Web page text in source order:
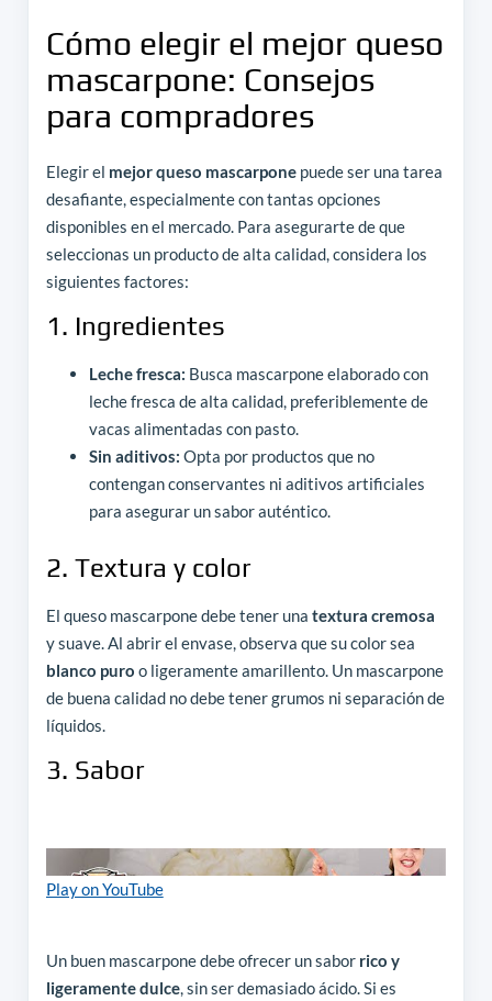
Cómo elegir el mejor queso
mascarpone: Consejos
para compradores
Elegir el mejor queso mascarponepuede ser una tarea
desafiante, especialmente con tantas opciones
disponibles en el mercado. Para asegurarte de que
seleccionas un producto de alta calidad, considera los
siguientes factores:
1. Ingredientes
Leche fresca: Busca mascarpone elaborado con
leche fresca de alta calidad, preferiblemente de
vacas alimentadas con pasto.
Sin aditivos: Opta por productos que no
contengan conservantes ni aditivos artificiales
para asegurar un sabor auténtico.
2. Textura y color
El queso mascarpone debe tener una textura cremosa
y suave. Al abrir el envase, observa que su color sea
blanco puro o ligeramente amarillento. Un mascarpone
de buena calidad no debe tener grumos ni separación de
líquidos.
3. Sabor
Play on YouTube
Un buen mascarpone debe ofrecer un sabor rico y
ligeramente dulce, sin ser demasiado ácido. Si es